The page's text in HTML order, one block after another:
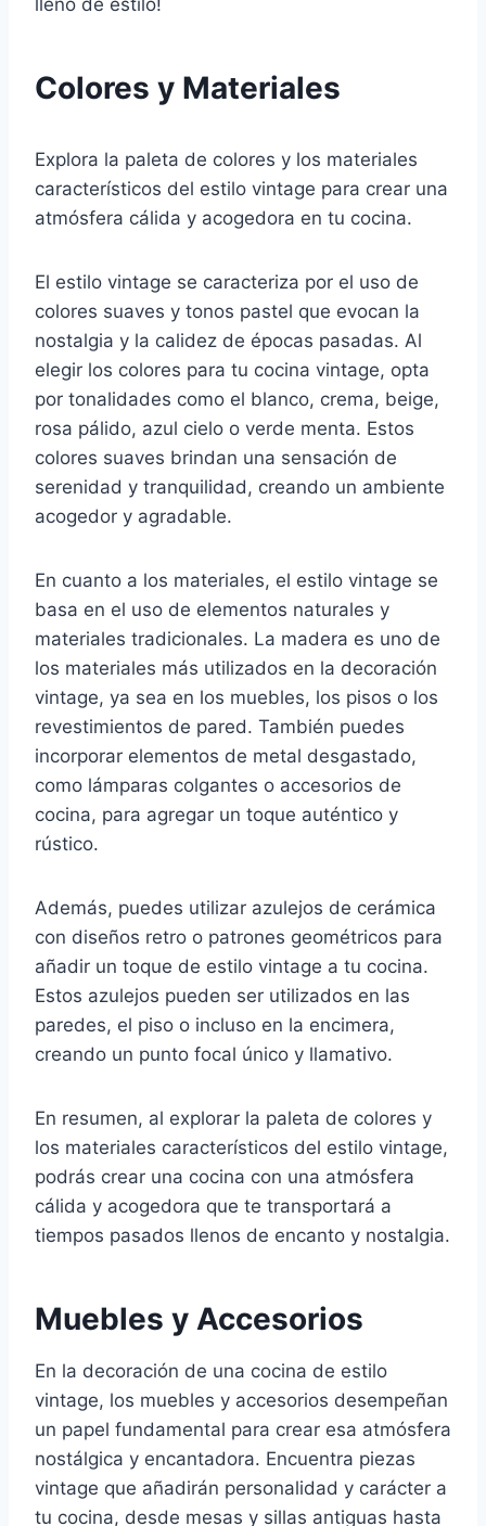
lleno de estilo!
Colores y Materiales
Explora la paleta de colores y los materiales
característicos del estilo vintage para crear una
atmósfera cálida y acogedora en tu cocina.
El estilo vintage se caracteriza por el uso de
colores suaves y tonos pastel que evocan la
nostalgia y la calidez de épocas pasadas. Al
elegir los colores para tu cocina vintage, opta
por tonalidades como el blanco, crema, beige,
rosa pálido, azul cielo o verde menta. Estos
colores suaves brindan una sensación de
serenidad y tranquilidad, creando un ambiente
acogedor y agradable.
En cuanto a los materiales, el estilo vintage se
basa en el uso de elementos naturales y
materiales tradicionales. La madera es uno de
los materiales más utilizados en la decoración
vintage, ya sea en los muebles, los pisos o los
revestimientos de pared. También puedes
incorporar elementos de metal desgastado,
como lámparas colgantes o accesorios de
cocina, para agregar un toque auténtico y
rústico.
Además, puedes utilizar azulejos de cerámica
con diseños retro o patrones geométricos para
añadir un toque de estilo vintage a tu cocina.
Estos azulejos pueden ser utilizados en las
paredes, el piso o incluso en la encimera,
creando un punto focal único y llamativo.
En resumen, al explorar la paleta de colores y
los materiales característicos del estilo vintage,
podrás crear una cocina con una atmósfera
cálida y acogedora que te transportará a
tiempos pasados llenos de encanto y nostalgia.
Muebles y Accesorios
En la decoración de una cocina de estilo
vintage, los muebles y accesorios desempeñan
un papel fundamental para crear esa atmósfera
nostálgica y encantadora. Encuentra piezas
vintage que añadirán personalidad y carácter a
tu cocina, desde mesas y sillas antiguas hasta